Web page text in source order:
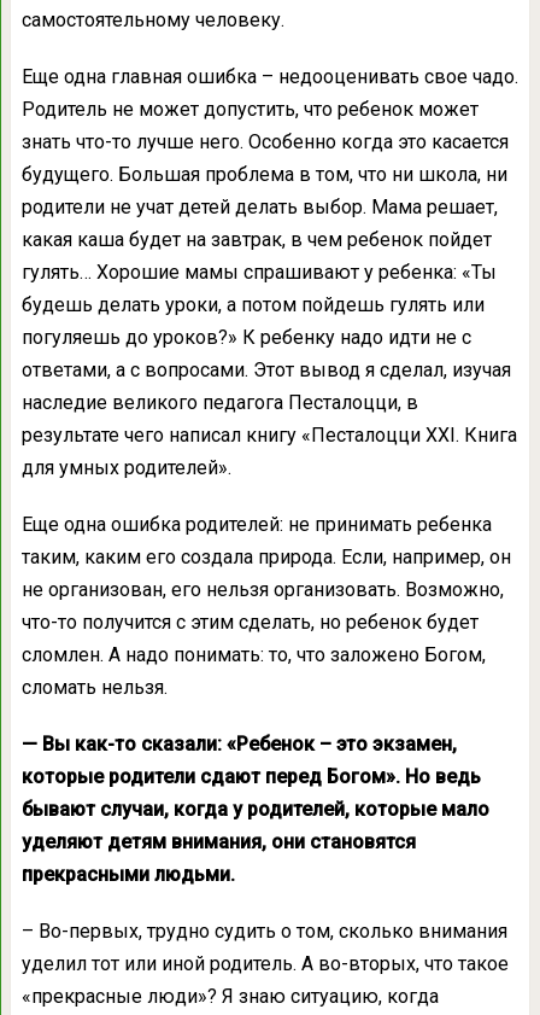
самостоятельному человеку.
Еще одна главная ошибка – недооценивать свое чадо.
Родитель не может допустить, что ребенок может
знать что-то лучше него. Особенно когда это касается
будущего. Большая проблема в том, что ни школа, ни
родители не учат детей делать выбор. Мама решает,
какая каша будет на завтрак, в чем ребенок пойдет
гулять… Хорошие мамы спрашивают у ребенка: «Ты
будешь делать уроки, а потом пойдешь гулять или
погуляешь до уроков?» К ребенку надо идти не с
ответами, а с вопросами. Этот вывод я сделал, изучая
наследие великого педагога Песталоцци, в
результате чего написал книгу «Песталоцци XXI. Книга
для умных родителей».
Еще одна ошибка родителей: не принимать ребенка
таким, каким его создала природа. Если, например, он
не организован, его нельзя организовать. Возможно,
что-то получится с этим сделать, но ребенок будет
сломлен. А надо понимать: то, что заложено Богом,
сломать нельзя.
— Вы как-то сказали: «Ребенок – это экзамен,
которые родители сдают перед Богом». Но ведь
бывают случаи, когда у родителей, которые мало
уделяют детям внимания, они становятся
прекрасными людьми.
– Во-первых, трудно судить о том, сколько внимания
уделил тот или иной родитель. А во-вторых, что такое
«прекрасные люди»? Я знаю ситуацию, когда